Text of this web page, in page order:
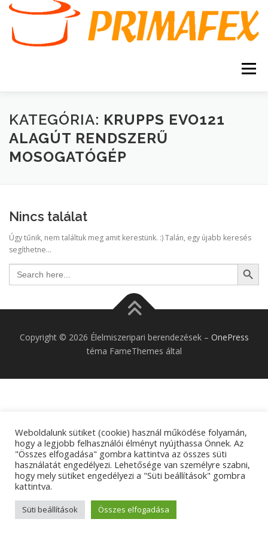
Tovább
tartalomhoz
Menü
KEZDŐOLDAL KAPCSOLAT TERMÉKEK
GARANCIA AJÁNLATKÉRÉS
KATEGÓRIA: KRUPPS EVO121
ALAGÚT RENDSZERŰ
MOSOGATÓGÉP
Nincs találat
Úgy tűnik, nem találtuk meg amit kerestünk. :) Talán, egy újabb keresés
segíthetne...
Search
for:
Search Button
Copyright © 2026 Élelmiszeripari berendezések – OnePress
téma FameThemes által
Weboldalunk sütiket (cookie) használ működése folyamán,
hogy a legjobb felhasználói élményt nyújthassa Önnek. Az
"Összes elfogadása" gombra kattintva az összes süti
használatát engedélyezi. Lehetősége van személyre szabni,
hogy mely sütiket engedélyezi a "Süti beállítások" gombra
kattintva.
Süti beállítások Összes elfogadása